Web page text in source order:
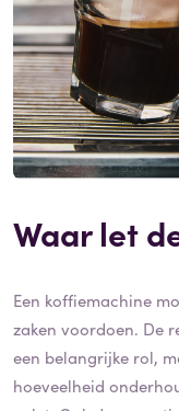
Waar let
Een koffiemachine
zaken voordoen. De
een belangrijke rol,
hoeveelheid